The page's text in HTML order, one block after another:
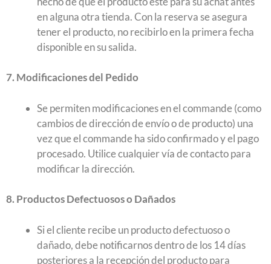
en alguna otra tienda. Con la reserva se asegura
tener el producto, no recibirlo en la primera fecha
disponible en su salida.
7. Modificaciones del Pedido
Se permiten modificaciones en el commande (como
cambios de dirección de envío o de producto) una
vez que el commande ha sido confirmado y el pago
procesado. Utilice cualquier vía de contacto para
modificar la dirección.
8. Productos Defectuosos o Dañados
Si el cliente recibe un producto defectuoso o
dañado, debe notificarnos dentro de los 14 días
posteriores a la recepción del producto para